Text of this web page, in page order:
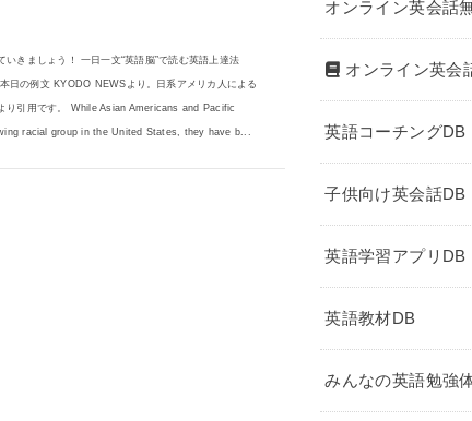
きましょう！ 一日一文“英語脳”で読む英語上達法
日の例文 KYODO NEWSより。日系アメリカ人による
り引用です。 While Asian Americans and Pacific
racial group in the United States, they have b...
オンライン英会話
オンライン英会
英語コーチングDB
子供向け英会話DB
英語学習アプリDB
英語教材DB
みんなの英語勉強